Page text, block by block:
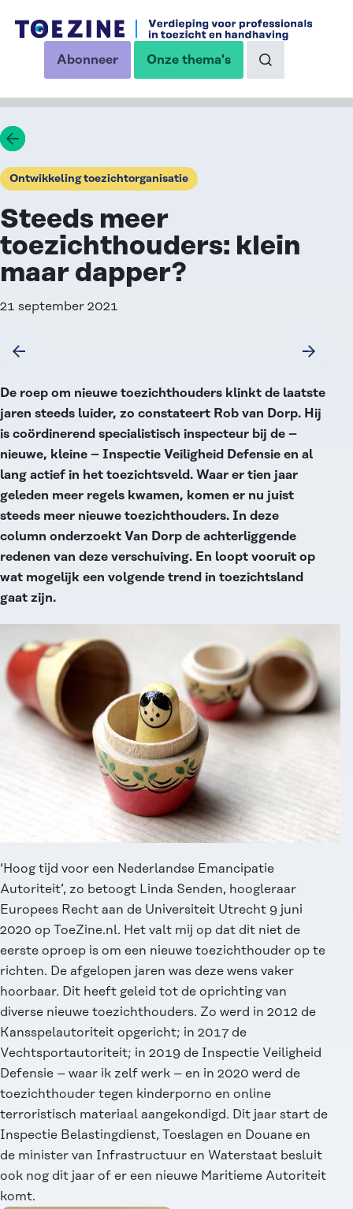
Ga naar de inhoud
Abonneer
op onze nieuwsbriefOnze thema's Naar de
Ga terug
Ontwikkeling toezichtorganisatie
Steeds meer
toezichthouders: klein
maar dapper?
21 september 2021
De roep om nieuwe toezichthouders klinkt de laatste
jaren steeds luider, zo constateert Rob van Dorp. Hij
is coördinerend specialistisch inspecteur bij de –
nieuwe, kleine – Inspectie Veiligheid Defensie en al
lang actief in het toezichtsveld. Waar er tien jaar
geleden meer regels kwamen, komen er nu juist
steeds meer nieuwe toezichthouders. In deze
column onderzoekt Van Dorp de achterliggende
redenen van deze verschuiving. En loopt vooruit op
wat mogelijk een volgende trend in toezichtsland
gaat zijn.
‘Hoog tijd voor een Nederlandse Emancipatie
Autoriteit’, zo betoogt Linda Senden, hoogleraar
Europees Recht aan de Universiteit Utrecht 9 juni
2020 op ToeZine.nl. Het valt mij op dat dit niet de
eerste oproep is om een nieuwe toezichthouder op te
richten. De afgelopen jaren was deze wens vaker
hoorbaar. Dit heeft geleid tot de oprichting van
diverse nieuwe toezichthouders. Zo werd in 2012 de
Kansspelautoriteit opgericht; in 2017 de
Vechtsportautoriteit; in 2019 de Inspectie Veiligheid
Defensie – waar ik zelf werk – en in 2020 werd de
toezichthouder tegen kinderporno en online
terroristisch materiaal aangekondigd. Dit jaar start de
Inspectie Belastingdienst, Toeslagen en Douane en
de minister van Infrastructuur en Waterstaat besluit
ook nog dit jaar of er een nieuwe Maritieme Autoriteit
komt.